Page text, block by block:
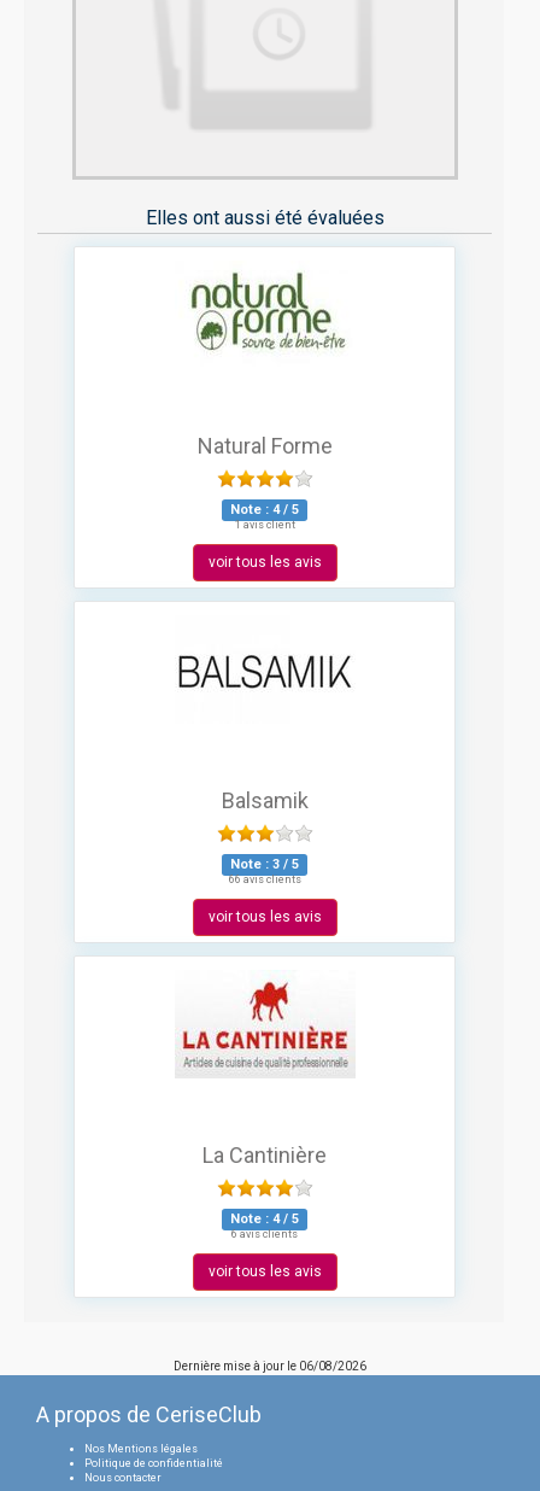
Elles ont aussi été évaluées
Natural Forme
Note : 4/ 5
1 avis client
voir tous les avis
Balsamik
Note : 3 / 5
66 avis clients
voir tous les avis
La Cantinière
Note : 4/ 5
6 avis clients
voir tous les avis
Dernière mise à jour le 06/08/2026
A propos de CeriseClub
Nos Mentions légales
Politique de confidentialité
Nous contacter